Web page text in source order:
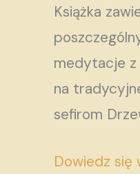
Książka
medytacje z
na
sefirom
Dowiedz się